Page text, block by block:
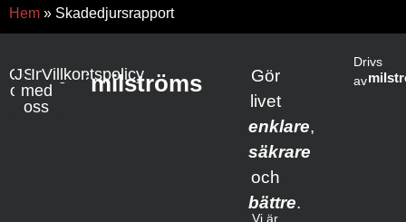
Hem » Skadedjursrapport
Om
oss
Jobba
med
oss
Samarbete
Integritetspolicy
Villkor milströms
Gör
livet
enklare,
säkrare
och
bättre.
Vi är
Drivs
av